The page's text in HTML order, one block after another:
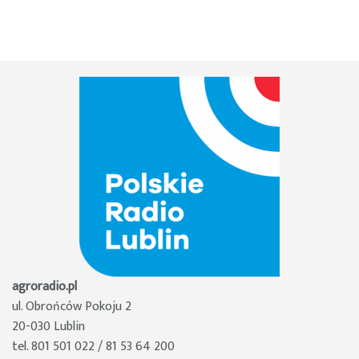
agroradio.pl
ul. Obrońców Pokoju 2
20-030 Lublin
tel. 801 501 022 / 81 53 64 200